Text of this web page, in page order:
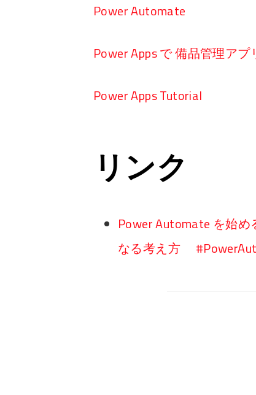
Power Automate
Power Apps で 備品管理アプ
Power Apps Tutorial
リンク
Power Automate を始
なる考え方